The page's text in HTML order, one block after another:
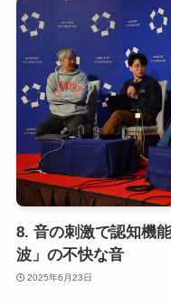
8. 音の刺激で認知機
波」の不快な音
2025年6月23日